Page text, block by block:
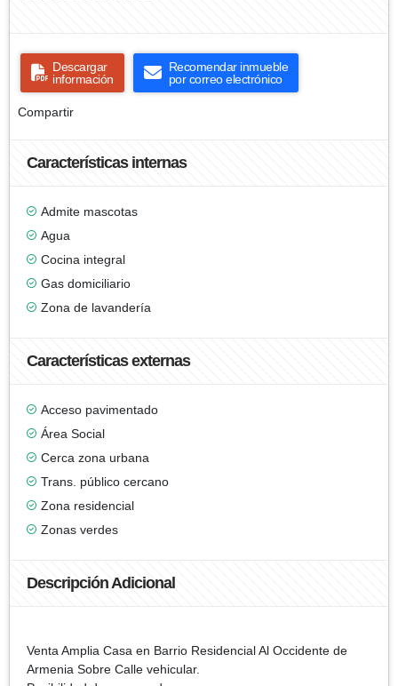
Descargar
información
Recomendar inmueble
por correo electrónico
Compartir
Características internas
Admite mascotas
Agua
Cocina integral
Gas domiciliario
Zona de lavandería
Características externas
Acceso pavimentado
Área Social
Cerca zona urbana
Trans. público cercano
Zona residencial
Zonas verdes
Descripción Adicional
Venta Amplia Casa en Barrio Residencial Al Occidente de
Armenia Sobre Calle vehicular.